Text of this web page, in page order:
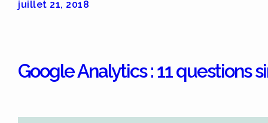
juillet 21, 2018
Google Analytics : 11 questions